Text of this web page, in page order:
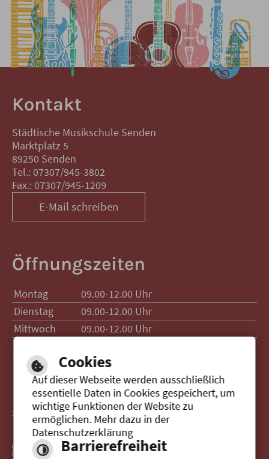
Kontakt
Städtische Musikschule Senden
Marktplatz 5
89250 Senden
Tel.: 07307/945-3802
Fax.: 07307/945-1209
E-Mail schreiben
Öffnungszeiten
Montag
09.00-12.00 Uhr
Dienstag
09.00-12.00 Uhr
Mittwoch
09.00-12.00 Uhr
> Zur Website der Stadt Senden
Cookies
Auf dieser Webseite werden ausschließlich
essentielle Daten in Cookies gespeichert, um
wichtige Funktionen der Website zu
ermöglichen. Mehr dazu in der
Datenschutzerklärung
Barrierefreiheit